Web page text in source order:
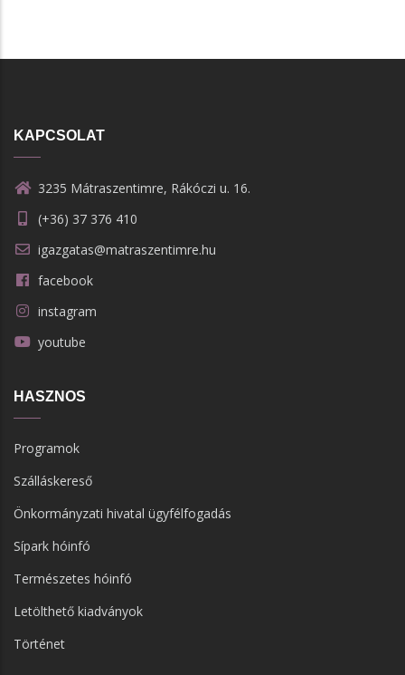
KAPCSOLAT
3235 Mátraszentimre, Rákóczi u. 16.
(+36) 37 376 410
igazgatas@matraszentimre.hu
facebook
instagram
youtube
HASZNOS
Programok
Szálláskereső
Önkormányzati hivatal ügyfélfogadás
Sípark hóinfó
Természetes hóinfó
Letölthető kiadványok
Történet